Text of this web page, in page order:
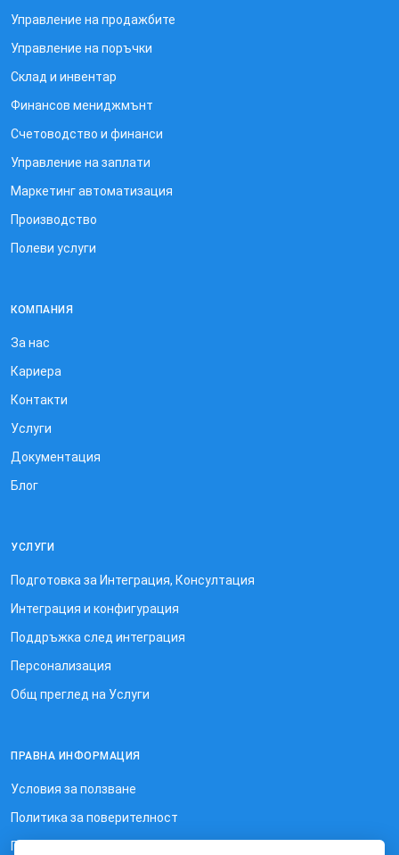
Управление на продажбите
Управление на поръчки
Склад и инвентар
Финансов мениджмънт
Счетоводство и финанси
Управление на заплати
Маркетинг автоматизация
Производство
Полеви услуги
КОМПАНИЯ
За нас
Кариера
Контакти
Услуги
Документация
Блог
УСЛУГИ
Подготовка за Интеграция, Консултация
Интеграция и конфигурация
Поддръжка след интеграция
Персонализация
Общ преглед на Услуги
ПРАВНА ИНФОРМАЦИЯ
Условия за ползване
Политика за поверителност
Политика за използване на бисквитки